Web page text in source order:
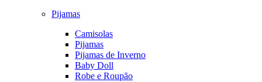
Pijamas
Camisolas
Pijamas
Pijamas de Inverno
Baby Doll
Robe e Roupão